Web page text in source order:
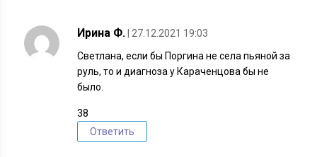
Ирина Ф.
| 27.12.2021 19:03
Светлана, если бы Поргина не села пьяной за
руль, то и диагноза у Караченцова бы не
было.
38
Ответить